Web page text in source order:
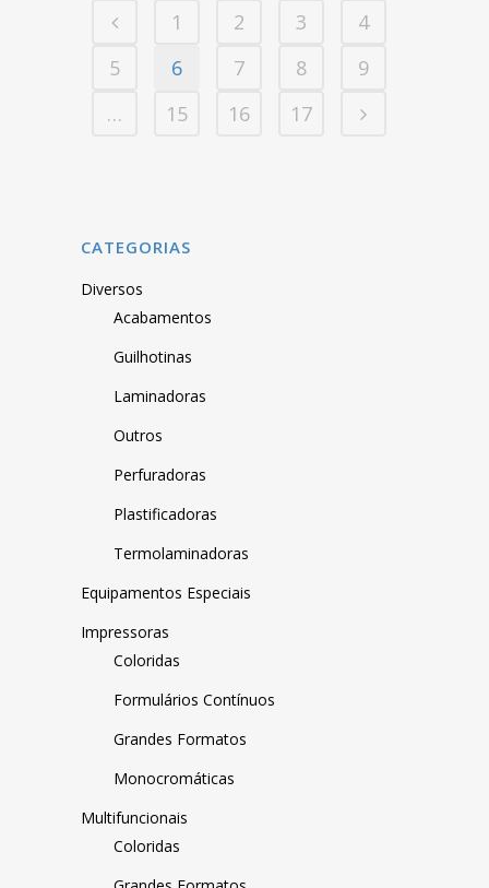
1 2 3
4
5
6 7 8
9
…
15 16 17
CATEGORIAS
Diversos
Acabamentos
Guilhotinas
Laminadoras
Outros
Perfuradoras
Plastificadoras
Termolaminadoras
Equipamentos Especiais
Impressoras
Coloridas
Formulários Contínuos
Grandes Formatos
Monocromáticas
Multifuncionais
Coloridas